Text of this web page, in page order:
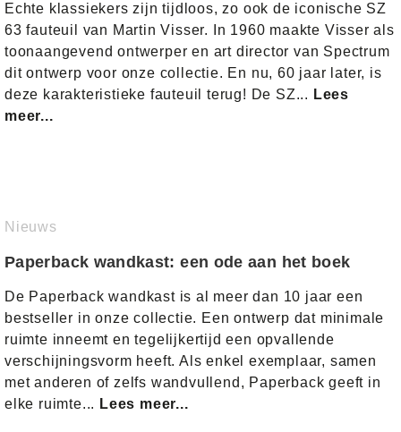
Echte klassiekers zijn tijdloos, zo ook de iconische SZ
63 fauteuil van Martin Visser. In 1960 maakte Visser als
toonaangevend ontwerper en art director van Spectrum
dit ontwerp voor onze collectie. En nu, 60 jaar later, is
deze karakteristieke fauteuil terug! De SZ... Lees
meer...
Nieuws
Paperback wandkast: een ode aan het boek
De Paperback wandkast is al meer dan 10 jaar een
bestseller in onze collectie. Een ontwerp dat minimale
ruimte inneemt en tegelijkertijd een opvallende
verschijningsvorm heeft. Als enkel exemplaar, samen
met anderen of zelfs wandvullend, Paperback geeft in
elke ruimte... Lees meer...